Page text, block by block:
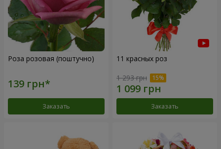
Роза розовая (поштучно)
Заказать
11 красных роз
1 293 грн
Заказать